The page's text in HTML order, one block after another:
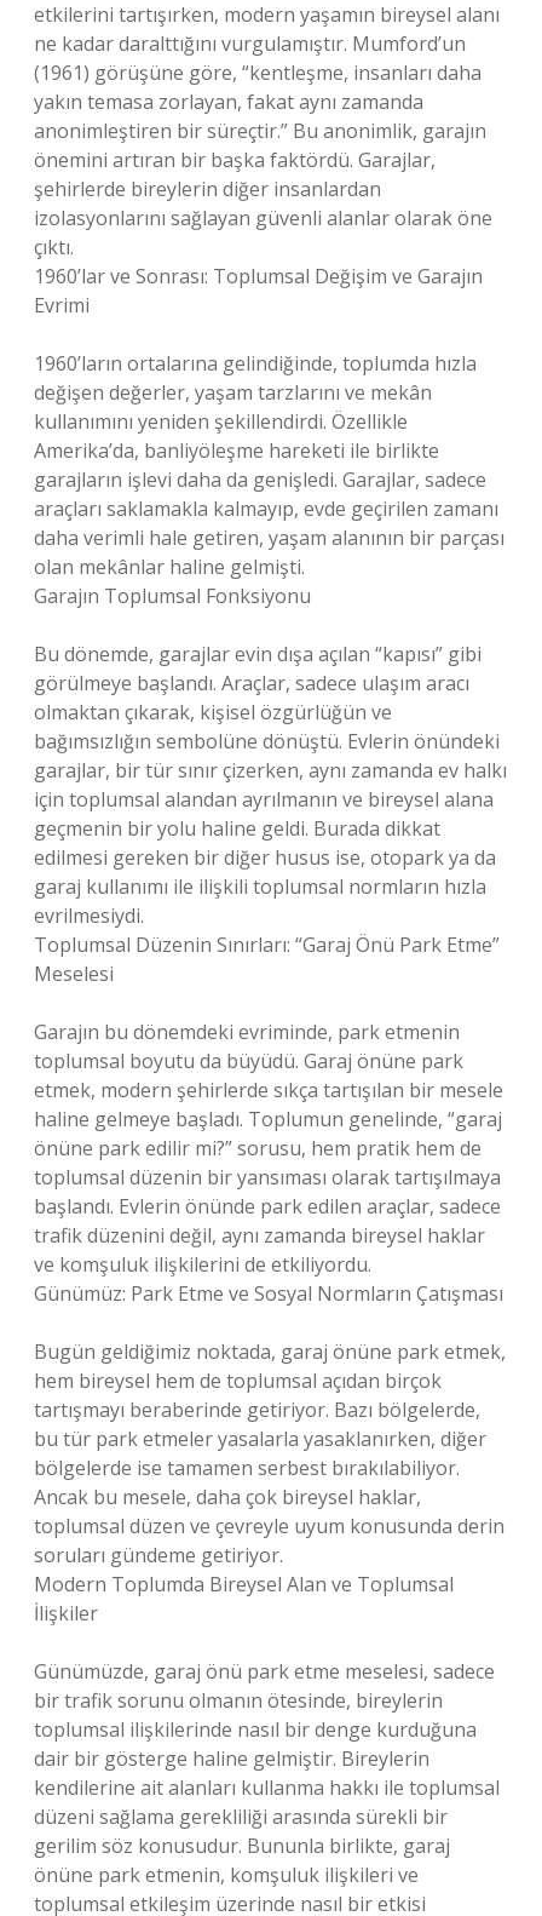
etkilerini tartışırken, modern yaşamın bireysel alanı
ne kadar daralttığını vurgulamıştır. Mumford’un
(1961) görüşüne göre, “kentleşme, insanları daha
yakın temasa zorlayan, fakat aynı zamanda
anonimleştiren bir süreçtir.” Bu anonimlik, garajın
önemini artıran bir başka faktördü. Garajlar,
şehirlerde bireylerin diğer insanlardan
izolasyonlarını sağlayan güvenli alanlar olarak öne
çıktı.
1960’lar ve Sonrası: Toplumsal Değişim ve Garajın
Evrimi
1960’ların ortalarına gelindiğinde, toplumda hızla
değişen değerler, yaşam tarzlarını ve mekân
kullanımını yeniden şekillendirdi. Özellikle
Amerika’da, banliyöleşme hareketi ile birlikte
garajların işlevi daha da genişledi. Garajlar, sadece
araçları saklamakla kalmayıp, evde geçirilen zamanı
daha verimli hale getiren, yaşam alanının bir parçası
olan mekânlar haline gelmişti.
Garajın Toplumsal Fonksiyonu
Bu dönemde, garajlar evin dışa açılan “kapısı” gibi
görülmeye başlandı. Araçlar, sadece ulaşım aracı
olmaktan çıkarak, kişisel özgürlüğün ve
bağımsızlığın sembolüne dönüştü. Evlerin önündeki
garajlar, bir tür sınır çizerken, aynı zamanda ev halkı
için toplumsal alandan ayrılmanın ve bireysel alana
geçmenin bir yolu haline geldi. Burada dikkat
edilmesi gereken bir diğer husus ise, otopark ya da
garaj kullanımı ile ilişkili toplumsal normların hızla
evrilmesiydi.
Toplumsal Düzenin Sınırları: “Garaj Önü Park Etme”
Meselesi
Garajın bu dönemdeki evriminde, park etmenin
toplumsal boyutu da büyüdü. Garaj önüne park
etmek, modern şehirlerde sıkça tartışılan bir mesele
haline gelmeye başladı. Toplumun genelinde, “garaj
önüne park edilir mi?” sorusu, hem pratik hem de
toplumsal düzenin bir yansıması olarak tartışılmaya
başlandı. Evlerin önünde park edilen araçlar, sadece
trafik düzenini değil, aynı zamanda bireysel haklar
ve komşuluk ilişkilerini de etkiliyordu.
Günümüz: Park Etme ve Sosyal Normların Çatışması
Bugün geldiğimiz noktada, garaj önüne park etmek,
hem bireysel hem de toplumsal açıdan birçok
tartışmayı beraberinde getiriyor. Bazı bölgelerde,
bu tür park etmeler yasalarla yasaklanırken, diğer
bölgelerde ise tamamen serbest bırakılabiliyor.
Ancak bu mesele, daha çok bireysel haklar,
toplumsal düzen ve çevreyle uyum konusunda derin
soruları gündeme getiriyor.
Modern Toplumda Bireysel Alan ve Toplumsal
İlişkiler
Günümüzde, garaj önü park etme meselesi, sadece
bir trafik sorunu olmanın ötesinde, bireylerin
toplumsal ilişkilerinde nasıl bir denge kurduğuna
dair bir gösterge haline gelmiştir. Bireylerin
kendilerine ait alanları kullanma hakkı ile toplumsal
düzeni sağlama gerekliliği arasında sürekli bir
gerilim söz konusudur. Bununla birlikte, garaj
önüne park etmenin, komşuluk ilişkileri ve
toplumsal etkileşim üzerinde nasıl bir etkisi